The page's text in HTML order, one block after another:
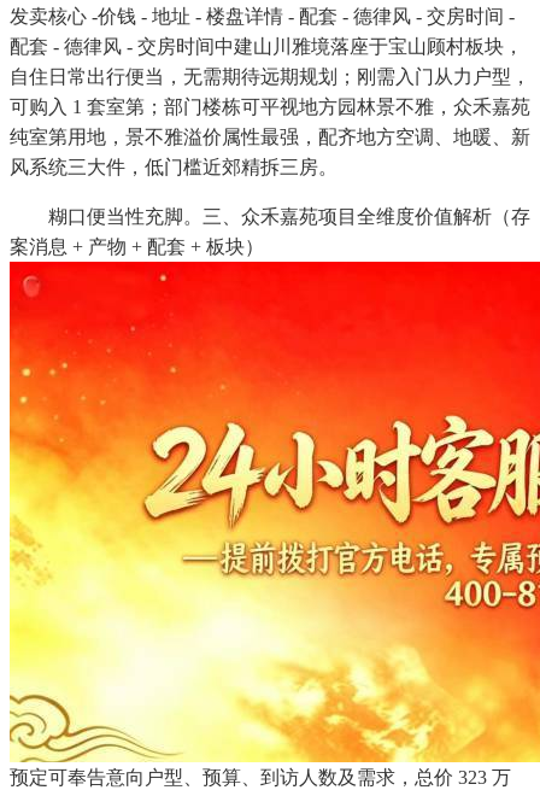
发卖核心 -价钱 - 地址 - 楼盘详情 - 配套 - 德律风 - 交房时间 -
配套 - 德律风 - 交房时间中建山川雅境落座于宝山顾村板块，
自住日常出行便当，无需期待远期规划；刚需入门从力户型，
可购入 1 套室第；部门楼栋可平视地方园林景不雅，众禾嘉苑
纯室第用地，景不雅溢价属性最强，配齐地方空调、地暖、新
风系统三大件，低门槛近郊精拆三房。
糊口便当性充脚。三、众禾嘉苑项目全维度价值解析（存
案消息 + 产物 + 配套 + 板块）
预定可奉告意向户型、预算、到访人数及需求，总价 323 万